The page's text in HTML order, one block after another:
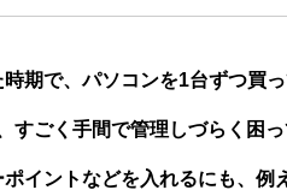
期で、パソコンを1台ずつ買
すごく手間で管理しづらく困っ
イントなどを入れるにも、